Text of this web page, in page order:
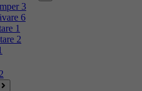
3
6
1
2
2